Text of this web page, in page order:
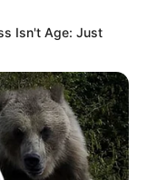
Isn't Age: Just